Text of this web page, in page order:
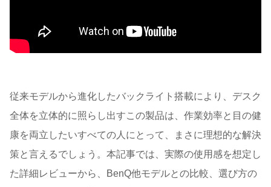
従来モデルから進化したバックライト搭載により、デスク
全体を立体的に照らし出すこの製品は、作業効率と目の健
康を両立したいすべての人にとって、まさに理想的な解決
策と言えるでしょう。本記事では、実際の使用感を想定し
た詳細レビューから、BenQ他モデルとの比較、選び方の